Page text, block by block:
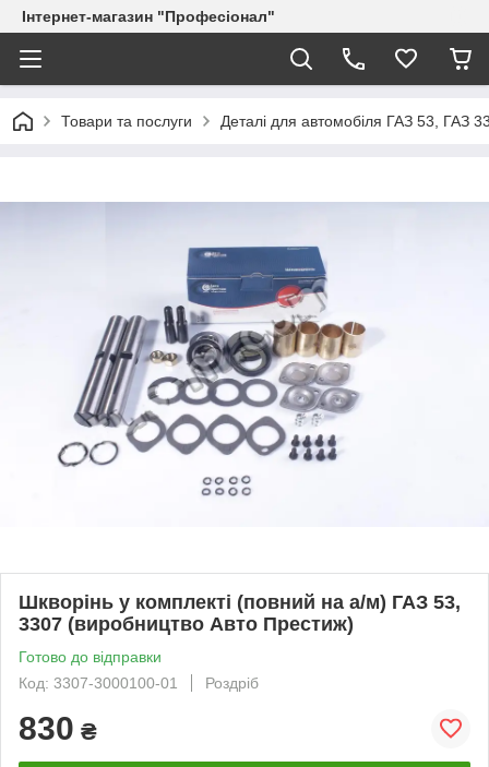
Інтернет-магазин "Професіонал"
Товари та послуги Деталі для автомобіля ГАЗ 53, ГАЗ
Шкворінь у комплекті (повний на а/м) ГАЗ 53,
3307 (виробництво Авто Престиж)
Готово до відправки
Код: 3307-3000100-01
Роздріб
830 ₴